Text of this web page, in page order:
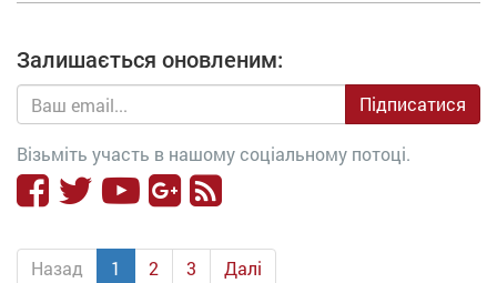
Залишається оновленим:
Підписатися
Візьміть участь в нашому соціальному потоці.
Назад 1 2 3 Далі